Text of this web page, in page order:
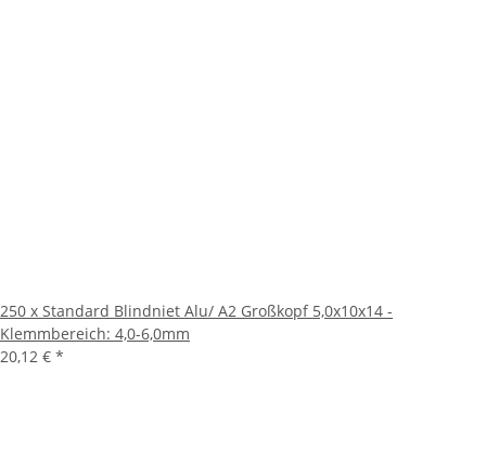
250 x Standard Blindniet Alu/ A2 Großkopf 5,0x10x14 -
Klemmbereich: 4,0-6,0mm
20,12 € *